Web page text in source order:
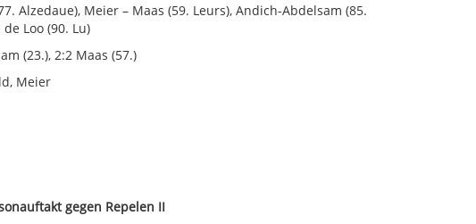
Alzedaue), Meier – Maas (59. Leurs), Andich-Abdelsam (85.
Loo (90. Lu)
(23.), 2:2 Maas (57.)
Meier
gegen Repelen II